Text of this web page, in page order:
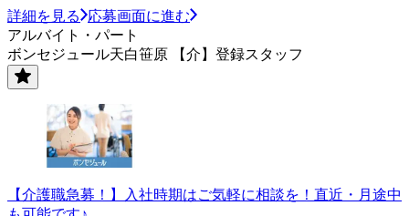
詳細を見る
応募画面に進む
アルバイト・パート
ボンセジュール天白笹原 【介】登録スタッフ
【介護職急募！】入社時期はご気軽に相談を！直近・月途中